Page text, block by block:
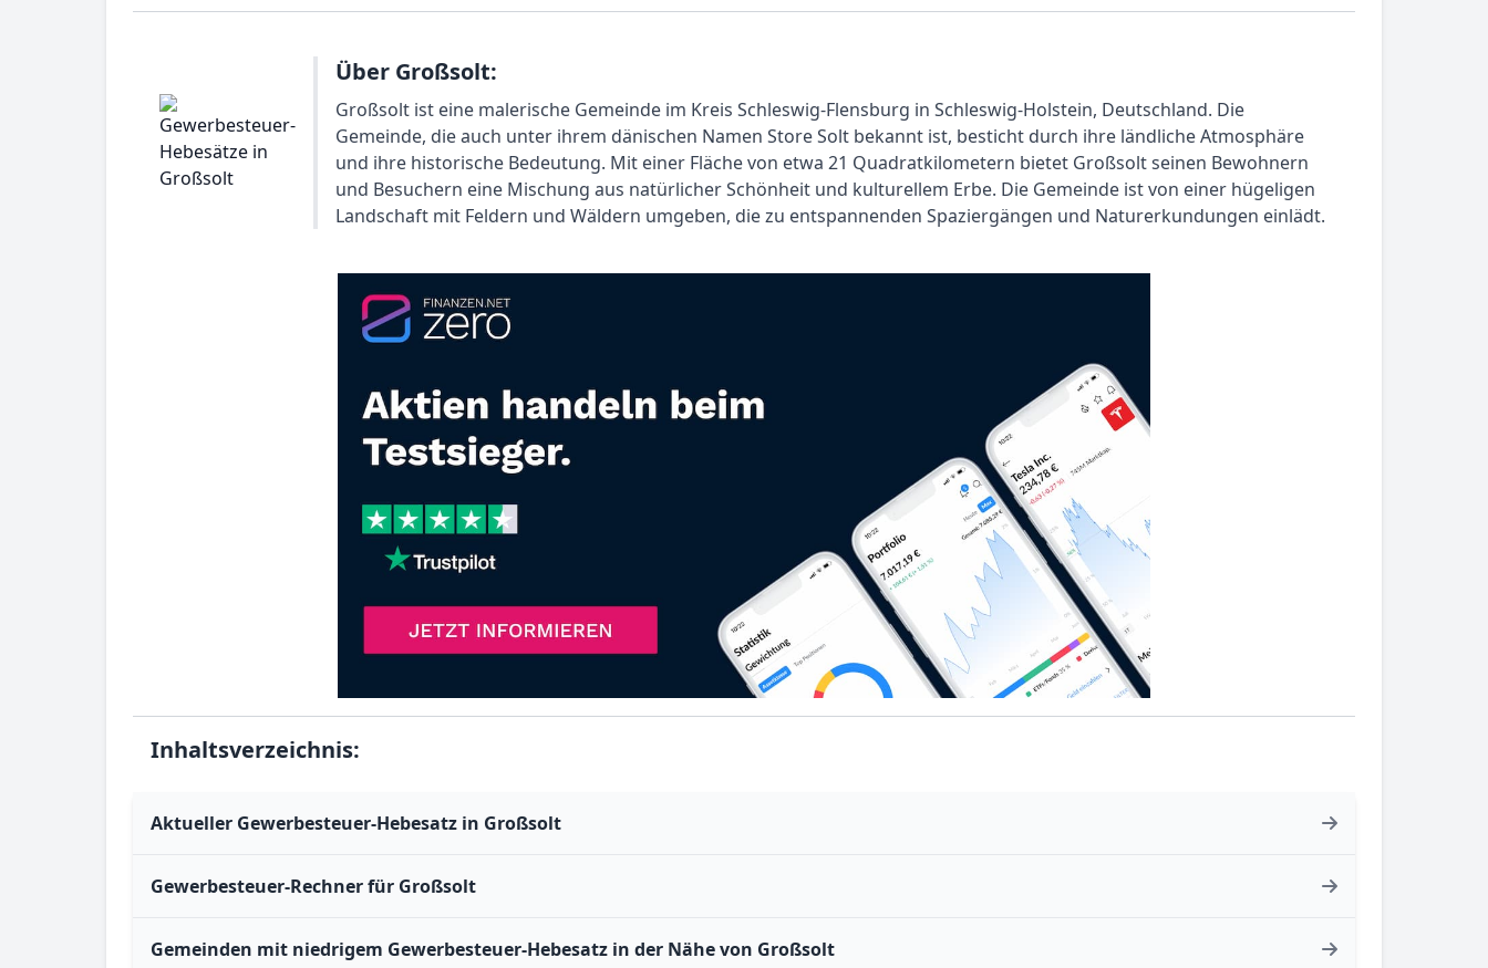
Über Großsolt:
Großsolt ist eine malerische Gemeinde im Kreis Schleswig-Flensburg in Schleswig-Holstein, Deutschland. Die
Gemeinde, die auch unter ihrem dänischen Namen Store Solt bekannt ist, besticht durch ihre ländliche Atmosphäre
und ihre historische Bedeutung. Mit einer Fläche von etwa 21 Quadratkilometern bietet Großsolt seinen Bewohnern
und Besuchern eine Mischung aus natürlicher Schönheit und kulturellem Erbe. Die Gemeinde ist von einer hügeligen
Landschaft mit Feldern und Wäldern umgeben, die zu entspannenden Spaziergängen und Naturerkundungen einlädt.
Inhaltsverzeichnis:
Aktueller Gewerbesteuer-Hebesatz in Großsolt
Gewerbesteuer-Rechner für Großsolt
Gemeinden mit niedrigem Gewerbesteuer-Hebesatz in der Nähe von Großsolt